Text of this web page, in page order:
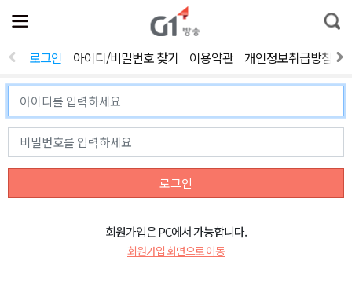
전
체
뉴
열
통
합
색
로그인 아이디/비밀번호 찾기 이용약관 개인정보취급방침
로그인
회원가입은 PC에서 가능합니다.
회원가입 화면으로 이동